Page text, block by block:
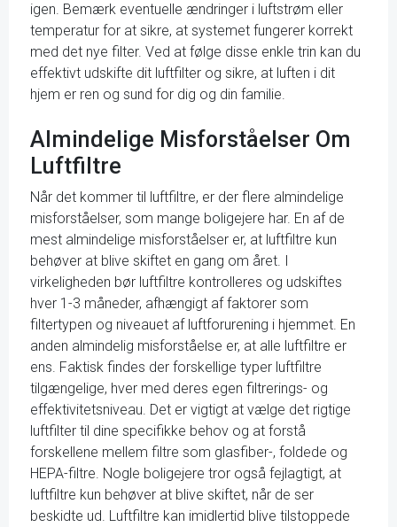
igen. Bemærk eventuelle ændringer i luftstrøm eller
temperatur for at sikre, at systemet fungerer korrekt
med det nye filter. Ved at følge disse enkle trin kan du
effektivt udskifte dit luftfilter og sikre, at luften i dit
hjem er ren og sund for dig og din familie.
Almindelige Misforståelser Om
Luftfiltre
Når det kommer til luftfiltre, er der flere almindelige
misforståelser, som mange boligejere har. En af de
mest almindelige misforståelser er, at luftfiltre kun
behøver at blive skiftet en gang om året. I
virkeligheden bør luftfiltre kontrolleres og udskiftes
hver 1-3 måneder, afhængigt af faktorer som
filtertypen og niveauet af luftforurening i hjemmet. En
anden almindelig misforståelse er, at alle luftfiltre er
ens. Faktisk findes der forskellige typer luftfiltre
tilgængelige, hver med deres egen filtrerings- og
effektivitetsniveau. Det er vigtigt at vælge det rigtige
luftfilter til dine specifikke behov og at forstå
forskellene mellem filtre som glasfiber-, foldede og
HEPA-filtre. Nogle boligejere tror også fejlagtigt, at
luftfiltre kun behøver at blive skiftet, når de ser
beskidte ud. Luftfiltre kan imidlertid blive tilstoppede